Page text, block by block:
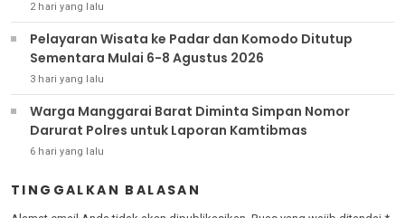
2 hari yang lalu
Pelayaran Wisata ke Padar dan Komodo Ditutup
Sementara Mulai 6-8 Agustus 2026
3 hari yang lalu
Warga Manggarai Barat Diminta Simpan Nomor
Darurat Polres untuk Laporan Kamtibmas
6 hari yang lalu
TINGGALKAN BALASAN